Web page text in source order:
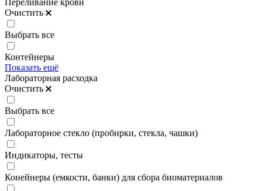
Очистить
Выбрать все
Контейнеры
Показать ещё
Лабораторная расходка
Очистить
Выбрать все
Лабораторное стекло (пробирки, стекла, чашки)
Индикаторы, тесты
Конейнеры (емкости, банки) для сбора биоматериалов